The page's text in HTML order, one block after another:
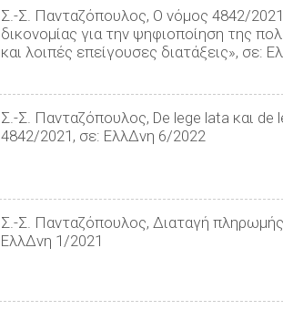
Σ.-Σ. Πανταζόπουλος, Ο νόμος 4842/
δικονομίας για την ψηφιοποίηση της
και λοιπές επείγουσες διατάξεις», σε:
Σ.-Σ. Πανταζόπουλος, De lege lata και de
4842/2021, σε: ΕλλΔνη 6/2022
Σ.-Σ. Πανταζόπουλος, Διαταγή
ΕλλΔνη 1/2021